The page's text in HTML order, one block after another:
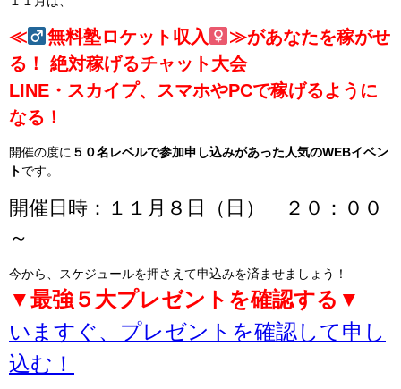
≪ 無料塾ロケット収入
≫があなたを稼がせ
る！ 絶対稼げるチャット大会
LINE・スカイプ、スマホやPCで稼げるように
なる！
開催の度に ５０名レベルで参加申し込みがあった人気のWEBイベン
トです。
開催日時：１１月８日（日） ２０：００
～
今から、スケジュールを押さえて申込みを済ませましょう！
▼最強５大プレゼントを確認する▼
いますぐ、プレゼントを確認して申し
込む！